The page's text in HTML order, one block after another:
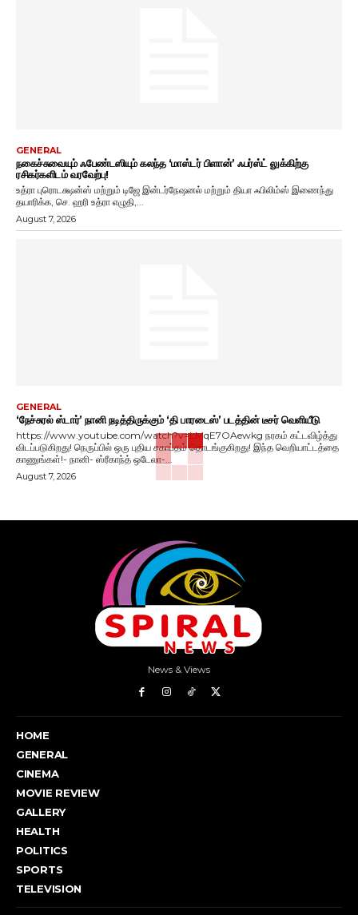
GENERAL
நகைச்சுவையும் ஃபேண்டஸியும் கலந்த ‘மாஸ்டர் பிளான்’ ஃபர்ஸ்ட் லுக்கிற்கு
ரசிகர்களிடம் வரவேற்பு!
உத்ரா புரொடக்ஷன்ஸ் மற்றும் டிஜே இன்டர்நேஷனல் மற்றும் தியா ஃபிலிம்ஸ் இணைந்து
தயாரிக்க, செ. ஹரி உத்ரா எழுதி,...
August 7, 2026
GENERAL
‘நேச்சுரல் ஸ்டார்’ நானி நடித்திருக்கும் ‘தி பாரடைஸ்’ படத்தின் டீசர் வெளியீடு
https://www.youtube.com/watch?v=LMqE7OAewkg நரகம் கட்டவிழ்த்து
விடப்படுகிறது! நெருப்பில் ஒரு புதிய சகாப்தம் தொடங்குகிறது! இந்த வெறியாட்டத்தை
காணுங்கள்!- நானி- ஸ்ரீகாந்த் ஒடேலா-...
August 7, 2026
News & Views
HOME
GENERAL
CINEMA
MOVIE REVIEW
GALLERY
HEALTH
POLITICS
SPORTS
TELEVISION